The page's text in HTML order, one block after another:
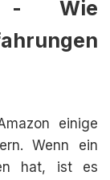
- Wie
einige
Wenn ein
hat, ist es